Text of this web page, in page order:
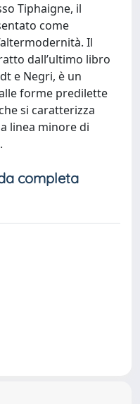
Tiphaigne, il
come
Il
dall’ultimo libro
e Negri, è un
forme predilette
si caratterizza
linea minore di
completa